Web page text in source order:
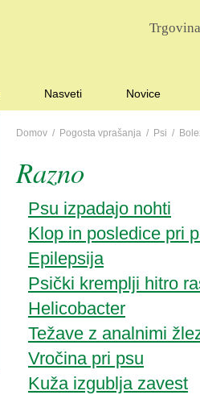
Nasveti Novice
Domov / Pogosta vprašanja / Psi /
Razno
Psu izpadajo nohti
Klop in posledice pri
Epilepsija
Psički kremplji hitro
Helicobacter
Težave z analnimi
Vročina pri psu
Kuža izgublja zavest